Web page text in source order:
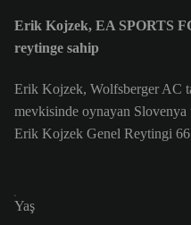
Erik Kojzek, EA SPORTS
reytinge sahip
Erik Kojzek, Wolfsberger AC
mevkisinde oynayan
Erik Kojzek Genel Reytingi
Yaş